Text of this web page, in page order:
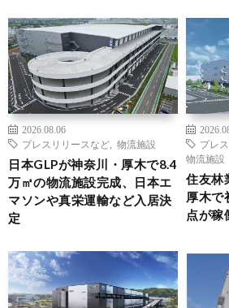
2026.08.06
プレスリリースなど
物流施設
日本GLPが神奈川・厚木で8.4
万㎡の物流施設完成、日本エ
マソンや真栄運輸など入居決
定
プレ
物流施設
住友林
厚木で
点が稼